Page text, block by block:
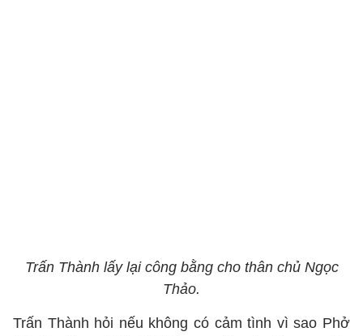
Trấn Thành lấy lại công bằng cho thân chủ Ngọc
Thảo.
Trấn Thành hỏi nếu không có cảm tình vì sao Phở